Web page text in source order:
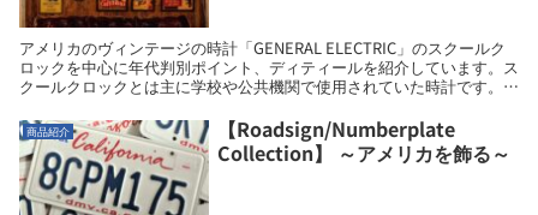
アメリカのヴィンテージの時計「GENERAL ELECTRIC」のスクールク
ロックを中心に年代判別ポイント、ディティールを紹介しています。ス
クールクロックとは主に学校や公共機関で使用されていた時計です。一
を紹介します！
商品紹介
【Roadsign/Numberplate
Collection】 ～アメリカを飾る～